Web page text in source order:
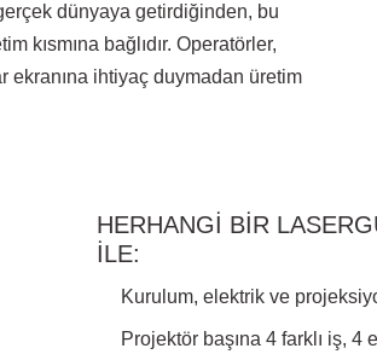
dünyaya getirdiğinden, bu
kısmına bağlıdır. Operatörler,
ekranına ihtiyaç duymadan üretim
HERHANGİ BİR
İLE:
Kurulum, elektrik ve
Projektör başına 4 farklı iş, 4